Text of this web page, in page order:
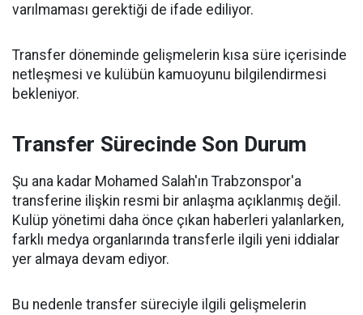
varılmaması gerektiği de ifade ediliyor.
Transfer döneminde gelişmelerin kısa süre içerisinde
netleşmesi ve kulübün kamuoyunu bilgilendirmesi
bekleniyor.
Transfer Sürecinde Son Durum
Şu ana kadar Mohamed Salah'ın Trabzonspor'a
transferine ilişkin resmi bir anlaşma açıklanmış değil.
Kulüp yönetimi daha önce çıkan haberleri yalanlarken,
farklı medya organlarında transferle ilgili yeni iddialar
yer almaya devam ediyor.
Bu nedenle transfer süreciyle ilgili gelişmelerin